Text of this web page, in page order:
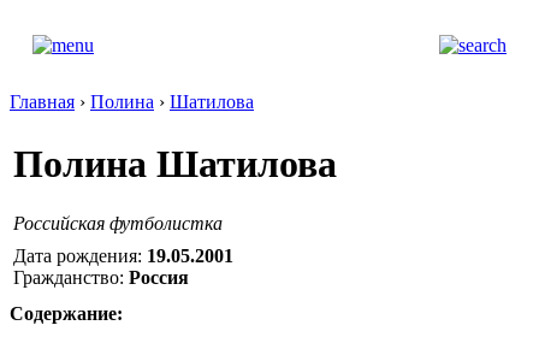
Главная › Полина › Шатилова
Полина Шатилова
Российская футболистка
Дата рождения: 19.05.2001
Гражданство: Россия
Содержание: